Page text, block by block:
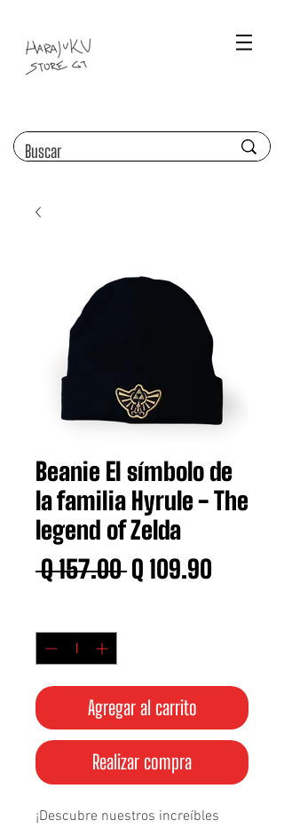
Beanie El símbolo de
la familia Hyrule - The
legend of Zelda
Q 157.00 Precio
Q 109.90
Agregar al carrito
Realizar compra
¡Descubre nuestros increíbles